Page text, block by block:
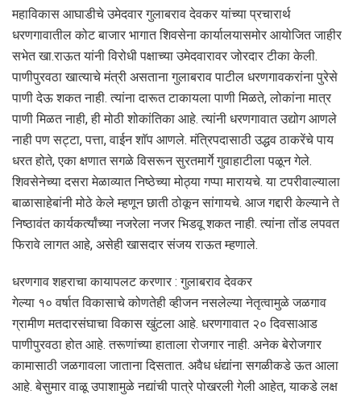
महाविकास आघाडीचे उमेदवार गुलाबराव देवकर यांच्या प्रचारार्थ
धरणगावातील कोट बाजार भागात शिवसेना कार्यालयासमोर आयोजित जाहीर
सभेत खा.राऊत यांनी विरोधी पक्षाच्या उमेदवारावर जोरदार टीका केली.
पाणीपुरवठा खात्याचे मंत्री असताना गुलाबराव पाटील धरणगावकरांना पुरेसे
पाणी देऊ शकत नाही. त्यांना दारूत टाकायला पाणी मिळते, लोकांना मात्र
पाणी मिळत नाही, ही मोठी शोकांतिका आहे. त्यांनी धरणगावात उद्योग आणले
नाही पण सट्टा, पत्ता, वाईन शाॅप आणले. मंत्रिपदासाठी उद्धव ठाकरेंचे पाय
धरत होते, एका क्षणात सगळे विसरून सुरतमार्गे गुवाहाटीला पळून गेले.
शिवसेनेच्या दसरा मेळाव्यात निष्ठेच्या मोठ्या गप्पा मारायचे. या टपरीवाल्याला
बाळासाहेबांनी मोठे केले म्हणून छाती ठोकून सांगायचे. आज गद्दारी केल्याने ते
निष्ठावंत कार्यकर्त्यांच्या नजरेला नजर भिडवू शकत नाही. त्यांना तोंड लपवत
फिरावे लागत आहे, असेही खासदार संजय राऊत म्हणाले.
धरणगाव शहराचा कायापलट करणार : गुलाबराव देवकर
गेल्या १० वर्षात विकासाचे कोणतेही व्हीजन नसलेल्या नेतृत्वामुळे जळगाव
ग्रामीण मतदारसंघाचा विकास खुंटला आहे. धरणगावात २० दिवसाआड
पाणीपुरवठा होत आहे. तरूणांच्या हाताला रोजगार नाही. अनेक बेरोजगार
कामासाठी जळगावला जाताना दिसतात. अवैध धंद्यांना सगळीकडे ऊत आला
आहे. बेसुमार वाळू उपाशामुळे नद्यांची पात्रे पोखरली गेली आहेत, याकडे लक्ष